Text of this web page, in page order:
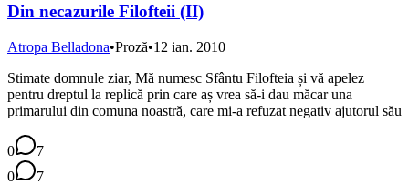
Din necazurile Filofteii (II)
Atropa Belladona•Proză•12 ian. 2010
Stimate domnule ziar, Mă numesc Sfântu Filofteia și vă apelez
pentru dreptul la replică prin care aș vrea să-i dau măcar una
primarului din comuna noastră, care mi-a refuzat negativ ajutorul său
0
7
0
7